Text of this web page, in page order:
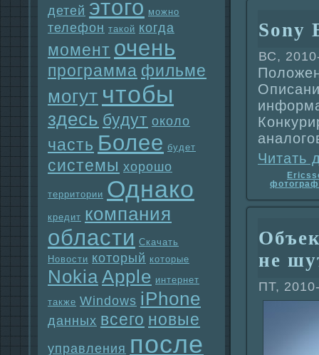
детей этого можно
телефон такой когда
момент очень
прогpaмма фильме
могут чтобы
здесь будут около
часть Более будет
системы хорошо
территории Однaко
кредит компания
области Скачать
Новости который которые
NokiaApple интернет
также Windows iPhone
данных всего новые
упpaвления после
Sony
ВС,
Читать
не
ПТ,